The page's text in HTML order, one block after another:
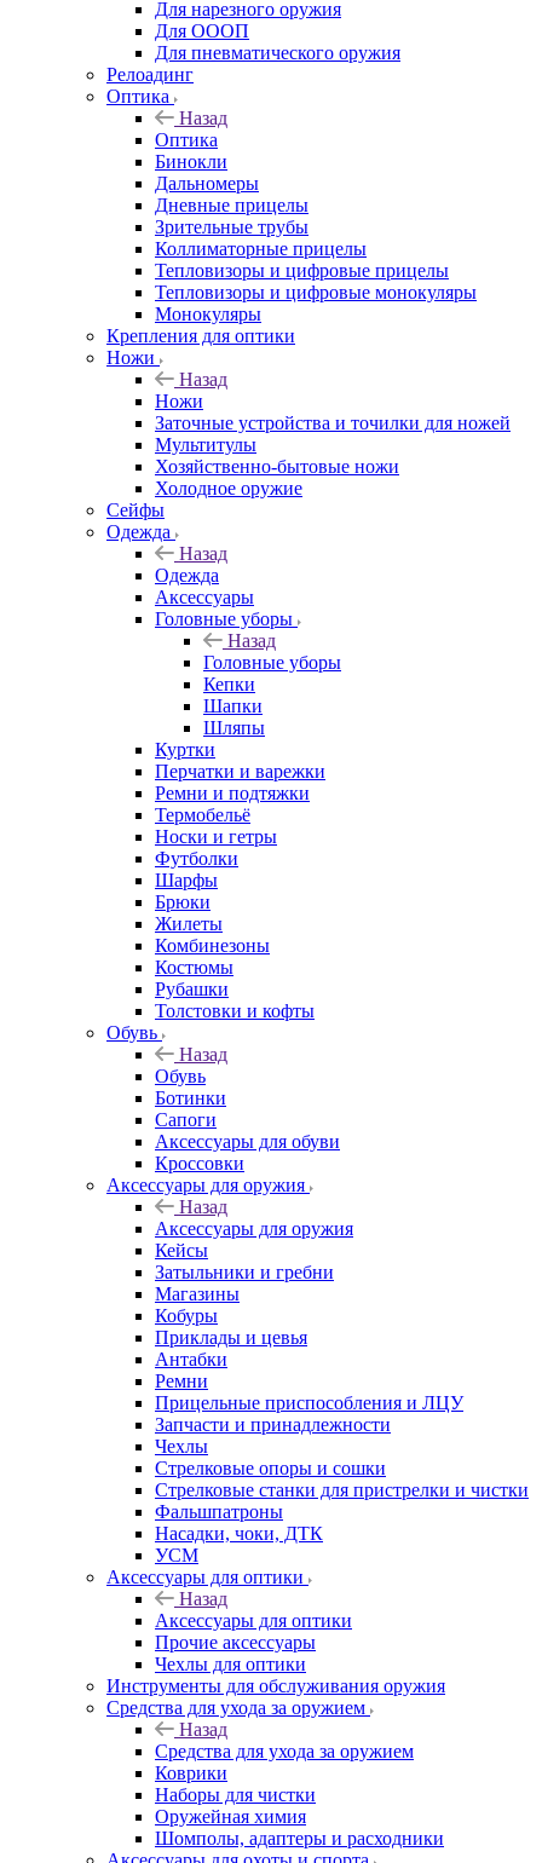
Для нарезного оружия
Для ОООП
Для пневматического оружия
Релоадинг
Оптика
Назад
Оптика
Бинокли
Дальномеры
Дневные прицелы
Зрительные трубы
Коллиматорные прицелы
Тепловизоры и цифровые прицелы
Тепловизоры и цифровые монокуляры
Монокуляры
Крепления для оптики
Ножи
Назад
Ножи
Заточные устройства и точилки для ножей
Мультитулы
Хозяйственно-бытовые ножи
Холодное оружие
Сейфы
Одежда
Назад
Одежда
Аксессуары
Головные уборы
Назад
Головные уборы
Кепки
Шапки
Шляпы
Куртки
Перчатки и варежки
Ремни и подтяжки
Термобельё
Носки и гетры
Футболки
Шарфы
Брюки
Жилеты
Комбинезоны
Костюмы
Рубашки
Толстовки и кофты
Обувь
Назад
Обувь
Ботинки
Сапоги
Аксессуары для обуви
Кроссовки
Аксессуары для оружия
Назад
Аксессуары для оружия
Кейсы
Затыльники и гребни
Магазины
Кобуры
Приклады и цевья
Антабки
Ремни
Прицельные приспособления и ЛЦУ
Запчасти и принадлежности
Чехлы
Стрелковые опоры и сошки
Стрелковые станки для пристрелки и чистки
Фальшпатроны
Насадки, чоки, ДТК
УСМ
Аксессуары для оптики
Назад
Аксессуары для оптики
Прочие аксессуары
Чехлы для оптики
Инструменты для обслуживания оружия
Средства для ухода за оружием
Назад
Средства для ухода за оружием
Коврики
Наборы для чистки
Оружейная химия
Шомполы, адаптеры и расходники